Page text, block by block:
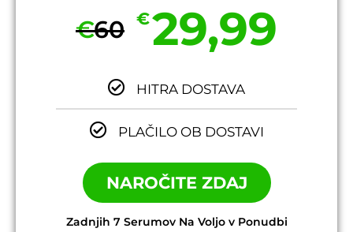
€60 €29,99
HITRA DOSTAVA
PLAČILO OB DOSTAVI
NAROČITE ZDAJ
Zadnjih 7 Serumov Na Voljo v Ponudbi